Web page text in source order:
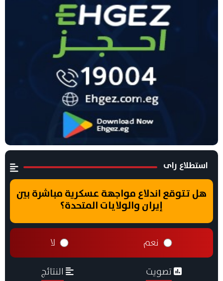
استطلاع راى
هل تتوقع اندلاع مواجهة عسكرية مباشرة بين
إيران والولايات المتحدة؟
نعم لا
تصويت النتائج